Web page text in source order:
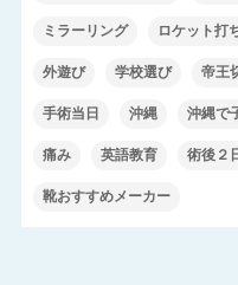
ミラーリング ロケット打
外遊び 学校選び 帝王
手術当日 沖縄 沖縄で
痛み 英語教育 術後２
靴おすすめメーカー